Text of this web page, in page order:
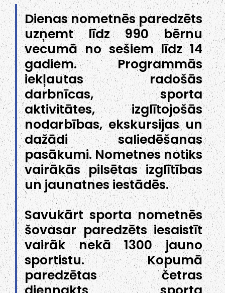
Dienas nometnēs paredzēts
uzņemt līdz 990 bērnu
vecumā no sešiem līdz 14
gadiem. Programmās
iekļautas radošās
darbnīcas, sporta
aktivitātes, izglītojošās
nodarbības, ekskursijas un
dažādi saliedēšanas
pasākumi. Nometnes notiks
vairākās pilsētas izglītības
un jaunatnes iestādēs.
Savukārt sporta nometnēs
šovasar paredzēts iesaistīt
vairāk nekā 1300 jauno
sportistu. Kopumā
paredzētas četras